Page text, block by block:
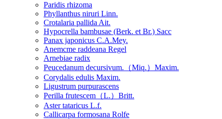
Paridis rhizoma
Phyllanthus niruri Linn.
Crotalaria pallida Ait.
Hypocrella bambusae (Berk. et Br.) Sacc
Panax japonicus C.A.Mey.
Anemcme raddeana Regel
Arnebiae radix
Peucedanum decursivum.（Miq.）Maxim.
Corydalis edulis Maxim.
Ligustrum purpurascens
Perilla frutescem（L.）Britt.
Aster tataricus L.f.
Callicarpa formosana Rolfe